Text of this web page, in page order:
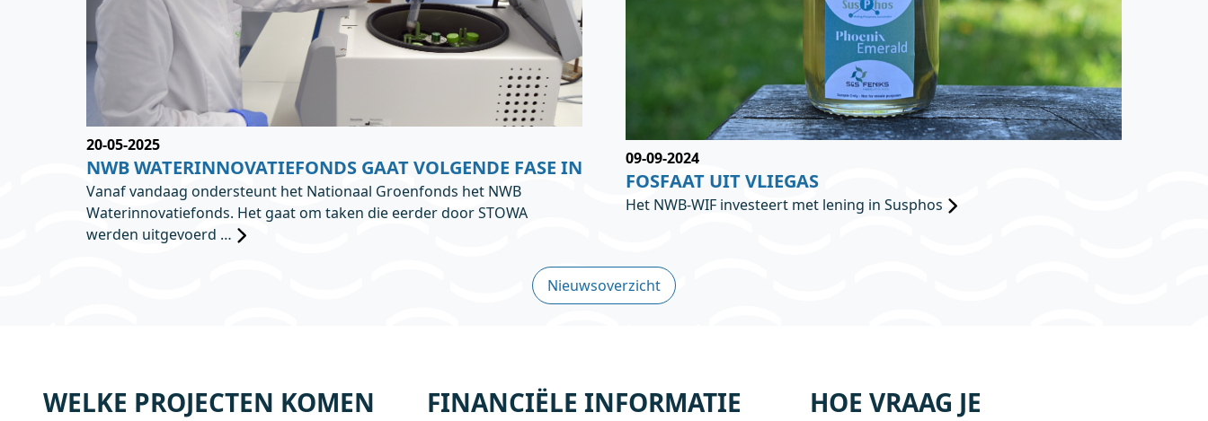
20-05-2025
NWB WATERINNOVATIEFONDS GAAT VOLGENDE FASE IN
Vanaf vandaag ondersteunt het Nationaal Groenfonds het NWB
Waterinnovatiefonds. Het gaat om taken die eerder door STOWA
werden uitgevoerd …
09-09-2024
FOSFAAT UIT VLIEGAS
Het NWB-WIF investeert met lening in Susphos
Nieuwsoverzicht
WELKE PROJECTEN KOMEN
FINANCIËLE INFORMATIE
HOE VRAAG JE